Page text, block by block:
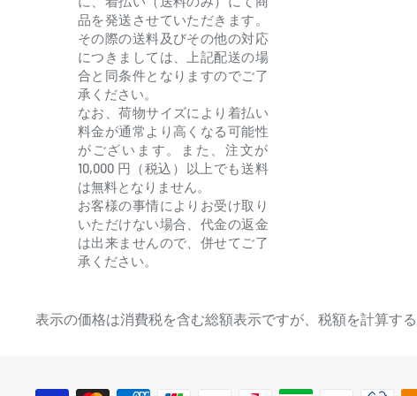
品を発送させていただきます。
その際の送料及びその他の対応
につきましては、上記配送の場
合と同条件となりますのでご了
承ください。
なお、荷物サイズにより着払い
料金が通常より高くなる可能性
がございます。また、注文が
10,000 円（税込）以上でも送料
は無料となりません。
お客様の事情によりお受け取り
いただけない場合、代金の返金
は出来ませんので、併せてご了
承ください。
表示の価格は消費税を含む総額表示ですが、税額を計算す